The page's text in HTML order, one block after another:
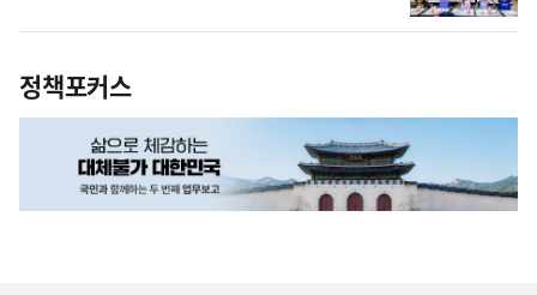
정책포커스